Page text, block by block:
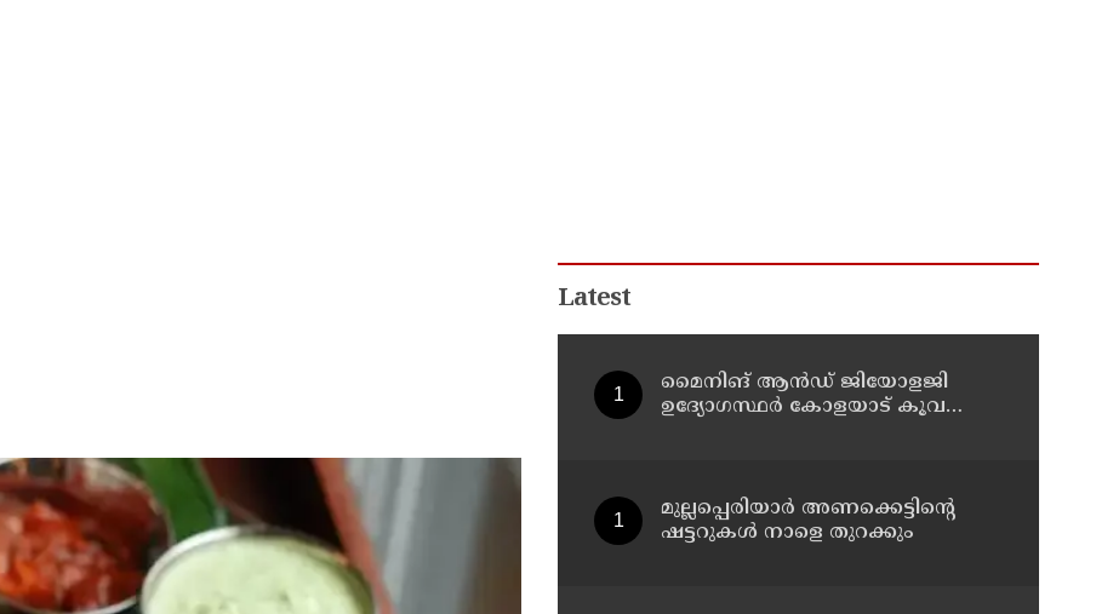
Latest
മൈനിങ് ആൻഡ്​ ജിയോളജി
ഉദ്യോഗസ്ഥർ കോളയാട് കൂവ
മുല്ലപ്പെരിയാർ അണക്കെട്ടിന്റെ
ഷട്ടറുകൾ നാളെ തുറക്കും